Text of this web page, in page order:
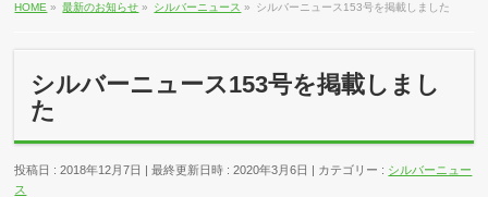
HOME » 最新のお知らせ » シルバーニュース » シルバーニュース153号を掲載しました
シルバーニュース153号を掲載しまし
た
投稿日 : 2018年12月7日 最終更新日時 : 2020年3月6日 カテゴリー : シルバーニュー
ス